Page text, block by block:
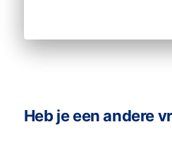
Heb je een andere